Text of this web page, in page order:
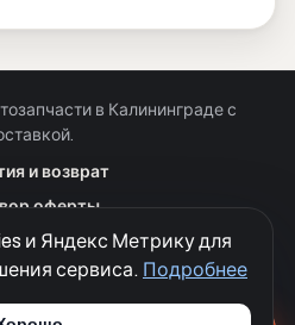
в Калининграде с
и возврат
оферты
Куки
и Яндекс Метрику для
сервиса. Подробнее
390 0 390
· Красноярск
390 0 390